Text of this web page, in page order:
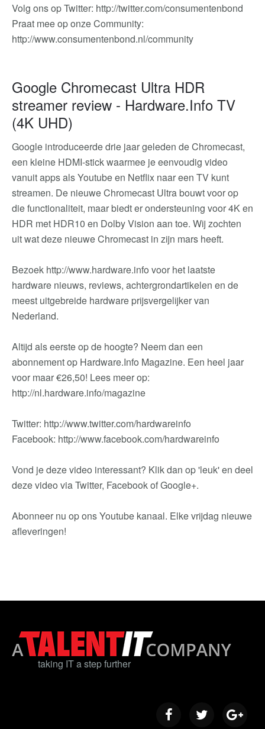
Volg ons op Twitter: http://twitter.com/consumentenbond
Praat mee op onze Community:
http://www.consumentenbond.nl/community
Google Chromecast Ultra HDR
streamer review - Hardware.Info TV
(4K UHD)
Google introduceerde drie jaar geleden de Chromecast,
een kleine HDMI-stick waarmee je eenvoudig video
vanuit apps als Youtube en Netflix naar een TV kunt
streamen. De nieuwe Chromecast Ultra bouwt voor op
die functionaliteit, maar biedt er ondersteuning voor 4K en
HDR met HDR10 en Dolby Vision aan toe. Wij zochten
uit wat deze nieuwe Chromecast in zijn mars heeft.
Bezoek http://www.hardware.info voor het laatste
hardware nieuws, reviews, achtergrondartikelen en de
meest uitgebreide hardware prijsvergelijker van
Nederland.
Altijd als eerste op de hoogte? Neem dan een
abonnement op Hardware.Info Magazine. Een heel jaar
voor maar €26,50! Lees meer op:
http://nl.hardware.info/magazine
Twitter: http://www.twitter.com/hardwareinfo
Facebook: http://www.facebook.com/hardwareinfo
Vond je deze video interessant? Klik dan op 'leuk' en deel
deze video via Twitter, Facebook of Google+.
Abonneer nu op ons Youtube kanaal. Elke vrijdag nieuwe
afleveringen!
taking IT a step further